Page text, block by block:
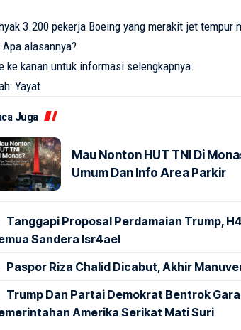
3.200 pekerja Boeing yang merakit jet tempur
alasannya?
ke kanan untuk informasi selengkapnya.
Yayat
Juga
Mau Nonton HUT TNI Di
Umum Dan Info Area Parkir
Tanggapi Proposal Perdamaian Trump,
Sandera Isr4ael
Paspor Riza Chalid Dicabut, Akhir
Trump Dan Partai Demokrat Bentrok
Amerika Serikat Mati Suri